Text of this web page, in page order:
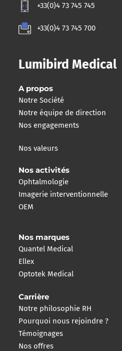
+33(0)4 73 745 745
+33(0)4 73 745 700
Lumibird Medical
A propos
Notre Société
Notre équipe de direction
Nos engagements
Nos valeurs
Nos activités
Ophtalmologie
Imagerie interventionnelle
OEM
Nos marques
Quantel Medical
Ellex
Optotek Medical
Carrière
Notre philosophie RH
Pourquoi nous rejoindre ?
Témoignages
Nos offres